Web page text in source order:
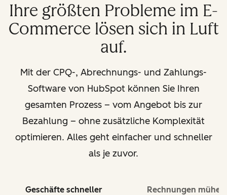
Ihre größten Probleme im E-
Commerce lösen sich in Luft
auf.
Mit der CPQ-, Abrechnungs- und Zahlungs-
Software von HubSpot können Sie Ihren
gesamten Prozess – vom Angebot bis zur
Bezahlung – ohne zusätzliche Komplexität
optimieren. Alles geht einfacher und schneller
als je zuvor.
Geschäfte schneller
Rechnungen